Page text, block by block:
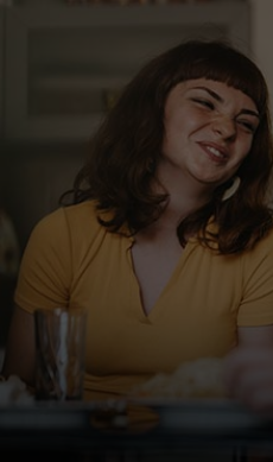
Para empresas
Para el mundo
Para innovadores
Noticias y